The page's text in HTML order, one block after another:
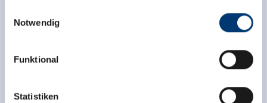
Rohr 23// A-6280 Zell am Ziller
www.zillertalarena.com
Notwendig
Funktional
Statistiken